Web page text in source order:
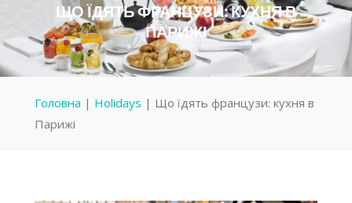
ЩО ЇДЯТЬ ФРАНЦУЗИ: КУХНЯ В
ПАРИЖІ
Головна | Holidays | Що їдять французи: кухня в
Парижі